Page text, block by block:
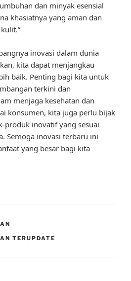
dan minyak esensial
khasiatnya yang aman dan
inovasi dalam dunia
kita dapat menjangkau
baik. Penting bagi kita untuk
terkini dan
menjaga kesehatan dan
konsumen, kita juga perlu bijak
produk inovatif yang sesuai
Semoga inovasi terbaru ini
yang besar bagi kita
TERUPDATE